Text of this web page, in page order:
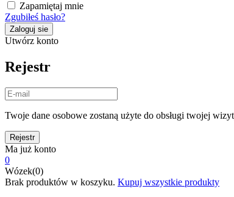
Zapamiętaj mnie
Zgubiłeś hasło?
Utwórz konto
Rejestr
Twoje dane osobowe zostaną użyte do obsługi twojej
Ma już konto
0
Wózek(0)
Brak produktów w koszyku. Kupuj wszystkie produkty